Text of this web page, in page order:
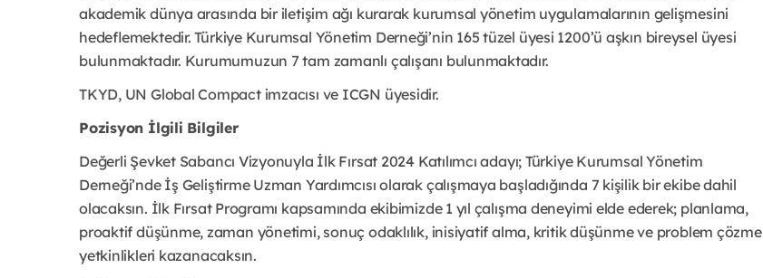
akademik dünya arasında bir iletişim ağı kurarak kurumsal yönetim uygulamalarının gelişmesini
hedeflemektedir. Türkiye Kurumsal Yönetim Derneği’nin 165 tüzel üyesi 1200’ü aşkın bireysel üyesi
bulunmaktadır. Kurumumuzun 7 tam zamanlı çalışanı bulunmaktadır.
TKYD, UN Global Compact imzacısı ve ICGN üyesidir.
Pozisyon İlgili Bilgiler
Değerli Şevket Sabancı Vizyonuyla İlk Fırsat 2024 Katılımcı adayı; Türkiye Kurumsal Yönetim
Derneği’nde İş Geliştirme Uzman Yardımcısı olarak çalışmaya başladığında 7 kişilik bir ekibe dahil
olacaksın. İlk Fırsat Programı kapsamında ekibimizde 1 yıl çalışma deneyimi elde ederek; planlama,
proaktif düşünme, zaman yönetimi, sonuç odaklılık, inisiyatif alma, kritik düşünme ve problem çözme
yetkinlikleri kazanacaksın.